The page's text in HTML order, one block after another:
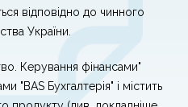
відповідно до чинного
України.
Керування фінансами"
"BAS Бухгалтерія" і містить